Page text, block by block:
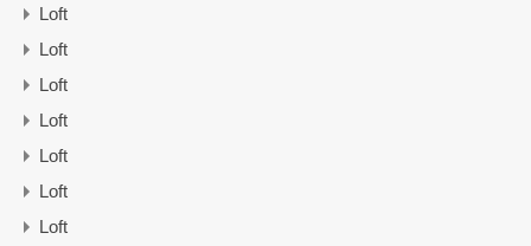
Loft
Loft
Loft
Loft
Loft
Loft
Loft